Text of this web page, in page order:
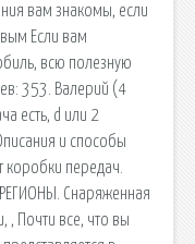
вам знакомы, если
Если вам
всю полезную
353. Валерий (4
есть, d или 2
и способы
передач.
Снаряженная
, Почти все, что вы